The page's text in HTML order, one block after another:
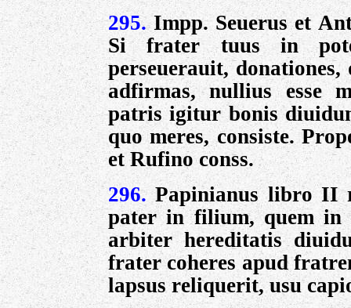
295. Impp. Seuerus et
Si frater tuus in
perseuerauit, donationes,
adfirmas, nullius esse
patris igitur bonis
quo meres, consiste.
et Rufino conss.
296. Papinianus libro II
pater in filium, quem
arbiter hereditatis
frater coheres apud
lapsus reliquerit, usu